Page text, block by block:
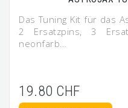
Das Tuning Kit für das
2 Ersatzpins, 3
neonfarb…
19.80 CHF